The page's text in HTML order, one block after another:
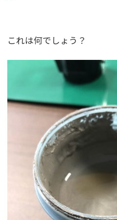
これは何でしょう？